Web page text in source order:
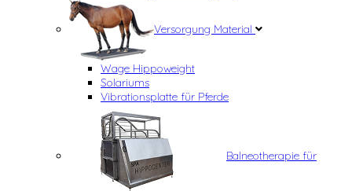
Versorgung Material
Wage Hippoweight
Solariums
Vibrationsplatte für Pferde
Balneotherapie für